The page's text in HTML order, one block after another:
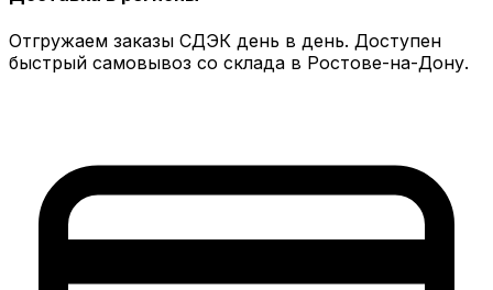
Отгружаем заказы СДЭК день в день. Доступен
быстрый самовывоз со склада в Ростове-на-Дону.